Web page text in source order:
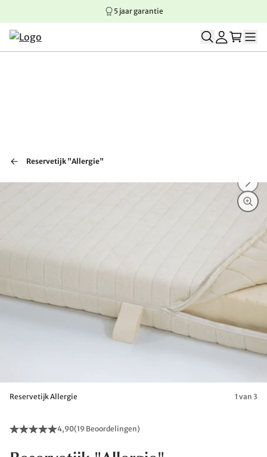
Springen naar hoofdinhoud
Springen naar hoofdnavigatie
Springen naar voettekst
5 jaar garantie
Reservetijk "Allergie"
Reservetijk Allergie 1 van 3
4,90(19 Beoordelingen)